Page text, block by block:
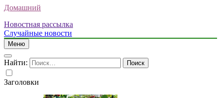
Домашний
Новостная рассылка
Случайные новости
Меню
Найти:
Заголовки